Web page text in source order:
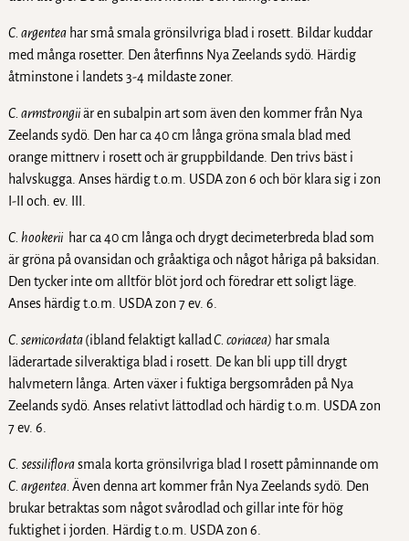
C. argenteahar små smala grönsilvriga blad i rosett. Bildar kuddar
med många rosetter. Den återfinns Nya Zeelands sydö. Härdig
åtminstone i landets 3-4 mildaste zoner.
C. armstrongiiär en subalpin art som även den kommer från Nya
Zeelands sydö. Den har ca 40 cm långa gröna smala blad med
orange mittnerv i rosett och är gruppbildande. Den trivs bäst i
halvskugga. Anses härdig t.o.m. USDA zon 6 och bör klara sig i zon
I-II och. ev. III.
C. hookeriihar ca 40 cm långa och drygt decimeterbreda blad som
är gröna på ovansidan och gråaktiga och något håriga på baksidan.
Den tycker inte om alltför blöt jord och föredrar ett soligt läge.
Anses härdig t.o.m. USDA zon 7 ev. 6.
C. semicordata(ibland felaktigt kallad C. coriacea) har smala
läderartade silveraktiga blad i rosett. De kan bli upp till drygt
halvmetern långa. Arten växer i fuktiga bergsområden på Nya
Zeelands sydö. Anses relativt lättodlad och härdig t.o.m. USDA zon
7 ev. 6.
C. sessiliflorasmala korta grönsilvriga blad I rosett påminnande om
C. argentea. Även denna art kommer från Nya Zeelands sydö. Den
brukar betraktas som något svårodlad och gillar inte för hög
fuktighet i jorden. Härdig t.o.m. USDA zon 6.